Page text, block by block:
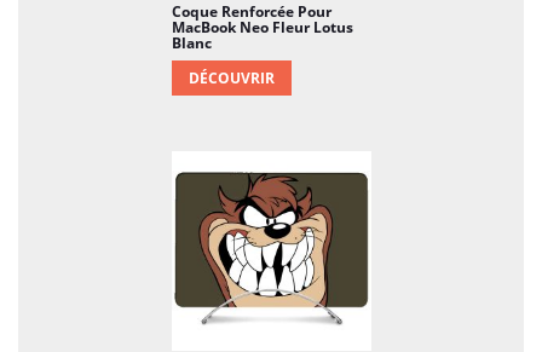
Coque Renforcée Pour
MacBook Neo Fleur Lotus
Blanc
DÉCOUVRIR